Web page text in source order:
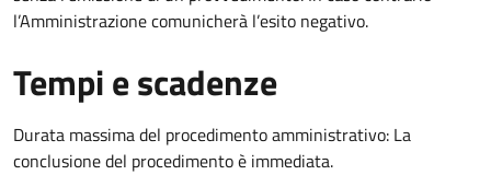
l’Amministrazione comunicherà l’esito negativo.
Tempi e scadenze
Durata massima del procedimento amministrativo: La
conclusione del procedimento è immediata.